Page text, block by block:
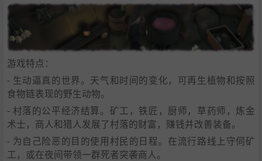
游戏特点：
- 生动逼真的世界。天气和时间的变化，可再生植物和按照
食物链表现的野生动物。
- 村落的公平经济结算。矿工，铁匠，厨师，草药师，炼金
术士，商人和猎人发展了村落的财富，赚钱并改善装备。
- 为自己险恶的目的使用村民的日程。在流行路线上守伺矿
工，或在夜间带领一群死者突袭商人。